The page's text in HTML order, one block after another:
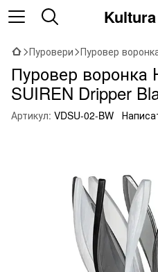
Пуровери Пуровер
Пуровер воронка
SUIREN Dripper
Артикул: VDSU-02-BW